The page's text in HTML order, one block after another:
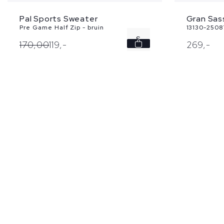
Pal Sports Sweater
Pre Game Half Zip - bruin
170,00119,- S
Gran
13130-
269,-